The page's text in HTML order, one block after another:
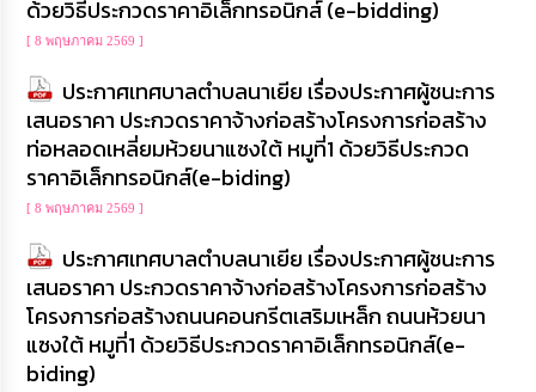
ด้วยวิธีประกวดราคาอิเล็กทรอนิกส์ (e-bidding)
[ 8 พฤษภาคม 2569 ]
ประกาศเทศบาลตำบลนาเยีย เรื่องประกาศผู้ชนะการ
เสนอราคา ประกวดราคาจ้างก่อสร้างโครงการก่อสร้าง
ท่อหลอดเหลี่ยมห้วยนาแซงใต้ หมูที่1 ด้วยวิธีประกวด
ราคาอิเล็กทรอนิกส์(e-biding)
[ 8 พฤษภาคม 2569 ]
ประกาศเทศบาลตำบลนาเยีย เรื่องประกาศผู้ชนะการ
เสนอราคา ประกวดราคาจ้างก่อสร้างโครงการก่อสร้าง
โครงการก่อสร้างถนนคอนกรีตเสริมเหล็ก ถนนห้วยนา
แซงใต้ หมูที่1 ด้วยวิธีประกวดราคาอิเล็กทรอนิกส์(e-
biding)